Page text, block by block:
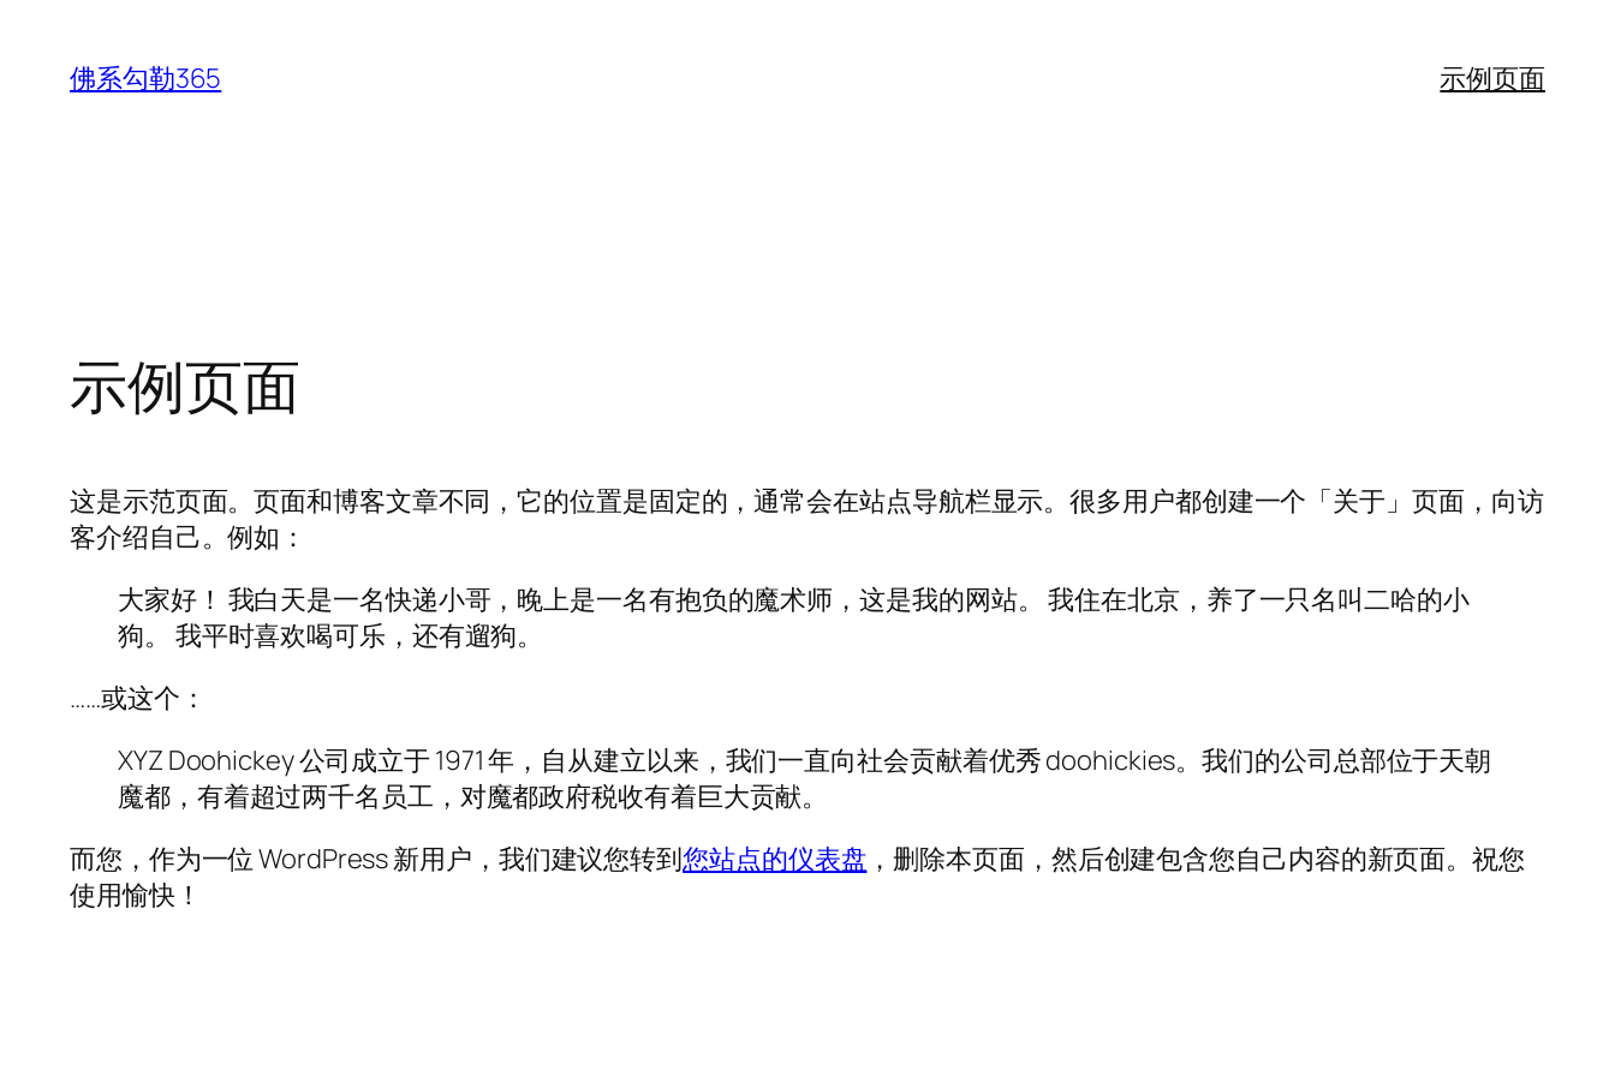
佛系勾勒365 示例页面
示例页面
这是示范页面。页面和博客文章不同，它的位置是固定的，通常会在站点导航栏显示。很多用户都创建一个「关于」页面，向访
客介绍自己。例如：
大家好！ 我白天是一名快递小哥，晚上是一名有抱负的魔术师，这是我的网站。 我住在北京，养了一只名叫二哈的小
狗。 我平时喜欢喝可乐，还有遛狗。
……或这个：
XYZ Doohickey 公司成立于 1971 年，自从建立以来，我们一直向社会贡献着优秀 doohickies。我们的公司总部位于天朝
魔都，有着超过两千名员工，对魔都政府税收有着巨大贡献。
而您，作为一位 WordPress 新用户，我们建议您转到您站点的仪表盘 ，删除本页面，然后创建包含您自己内容的新页面。祝您
使用愉快！